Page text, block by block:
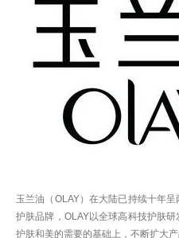
玉兰油（OLAY）在大陆已持续十年
护肤品牌，OLAY以全球高科技护肤
护肤和美的需要的基础上，不断扩大